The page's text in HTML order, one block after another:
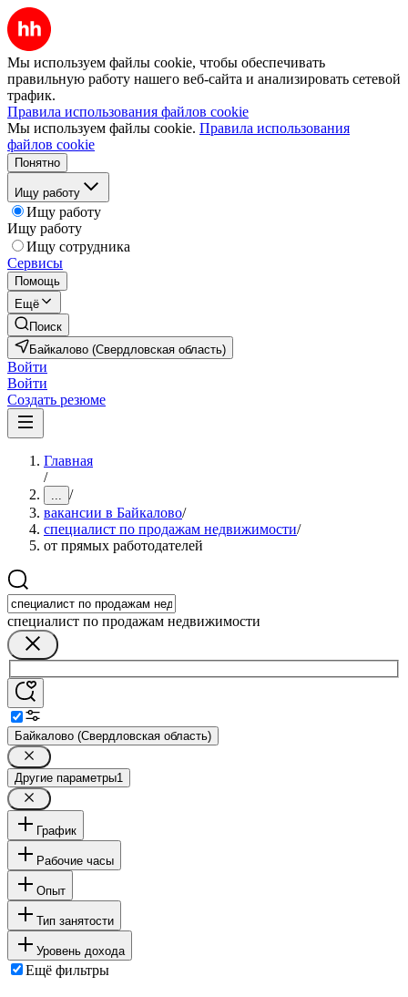
Мы используем файлы cookie, чтобы обеспечивать
правильную работу нашего веб-сайта и анализировать сетевой
трафик.
Правила использования файлов cookie
Мы используем файлы cookie. Правила использования
файлов cookie
Понятно
Ищу работу
Ищу работу
Ищу работу
Ищу сотрудника
Сервисы
Помощь
Ещё
Поиск
Байкалово (Свердловская область)
Войти
Войти
Создать резюме
Главная
/
... /
вакансии в Байкалово/
специалист по продажам недвижимости/
от прямых работодателей
специалист по продажам недвижимости
Байкалово (Свердловская область)
Другие параметры1
График
Рабочие часы
Опыт
Тип занятости
Уровень дохода
Ещё фильтры